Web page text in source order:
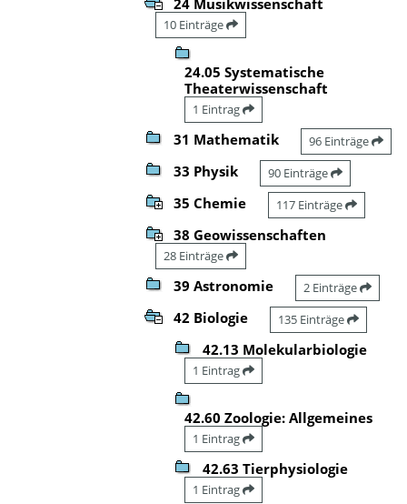
10 Einträge
24.05 Systematische
Theaterwissenschaft
1 Eintrag
31 Mathematik 96 Einträge
33 Physik 90 Einträge
35 Chemie 117 Einträge
38 Geowissenschaften
28 Einträge
39 Astronomie 2 Einträge
42 Biologie 135 Einträge
42.13 Molekularbiologie
1 Eintrag
42.60 Zoologie: Allgemeines
1 Eintrag
42.63 Tierphysiologie
1 Eintrag